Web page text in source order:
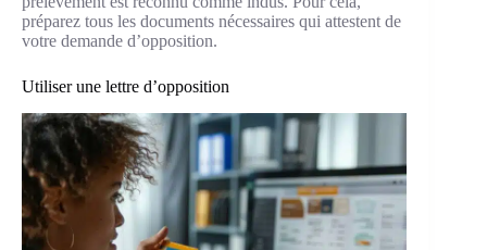
préparez tous les documents nécessaires qui attestent de
votre demande d’opposition.
Utiliser une lettre d’opposition